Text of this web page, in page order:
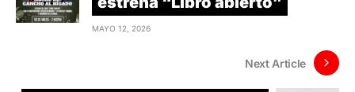
MAYO 12, 2026
Next Article